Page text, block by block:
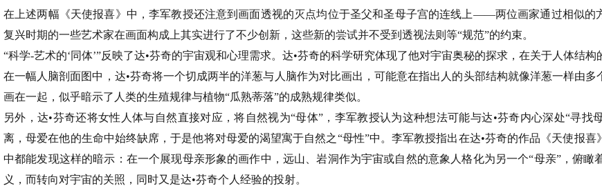
在上述两幅《天使报喜》中，李军教授还注意到画面透视的灭点均位于圣父和圣母子宫的连线上——两位画家通过相似的
复兴时期的一些艺术家在画面构成上其实进行了不少创新，这些新的尝试并不受到透视法则等“规范”的约束。
“科学-艺术的‘同体’”反映了达•芬奇的宇宙观和心理需求。达•芬奇的科学研究体现了他对宇宙奥秘的探求，在关于人体结
在一幅人脑剖面图中，达•芬奇将一个切成两半的洋葱与人脑作为对比画出，可能意在指出人的头部结构就像洋葱一样由
画在一起，似乎暗示了人类的生殖规律与植物“瓜熟蒂落”的成熟规律类似。
另外，达•芬奇还将女性人体与自然直接对应，将自然视为“母体”，李军教授认为这种想法可能与达•芬奇内心深处“寻
离，母爱在他的生命中始终缺席，于是他将对母爱的渴望寓于自然之“母性”中。李军教授指出在达•芬奇的作品《天使报
中都能发现这样的暗示：在一个展现母亲形象的画作中，远山、岩洞作为宇宙或自然的意象人格化为另一个“母亲”，俯
义，而转向对宇宙的关照，同时又是达•芬奇个人经验的投射。